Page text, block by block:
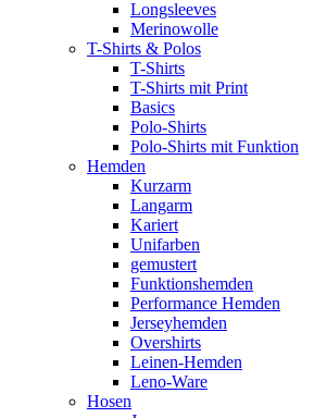
Longsleeves
Merinowolle
T-Shirts & Polos
T-Shirts
T-Shirts mit Print
Basics
Polo-Shirts
Polo-Shirts mit Funktion
Hemden
Kurzarm
Langarm
Kariert
Unifarben
gemustert
Funktionshemden
Performance Hemden
Jerseyhemden
Overshirts
Leinen-Hemden
Leno-Ware
Hosen